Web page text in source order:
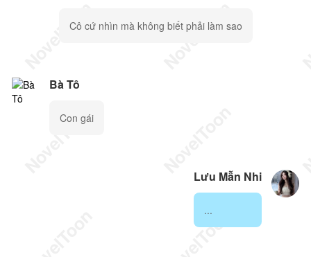
Cô cứ nhìn mà không biết phải làm sao
Bà Tô
Con gái
Lưu Mẫn Nhi
...